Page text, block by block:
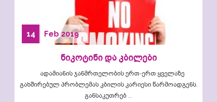
14 Feb 2019
ნიკოტინი და კბილები
ადამიანის ჯანმრთელობის ერთ-ერთ ყველაზე
გახშირებულ პრობლემას კბილის კარიესი წარმოადგენს,
განსაკუთრებ ...